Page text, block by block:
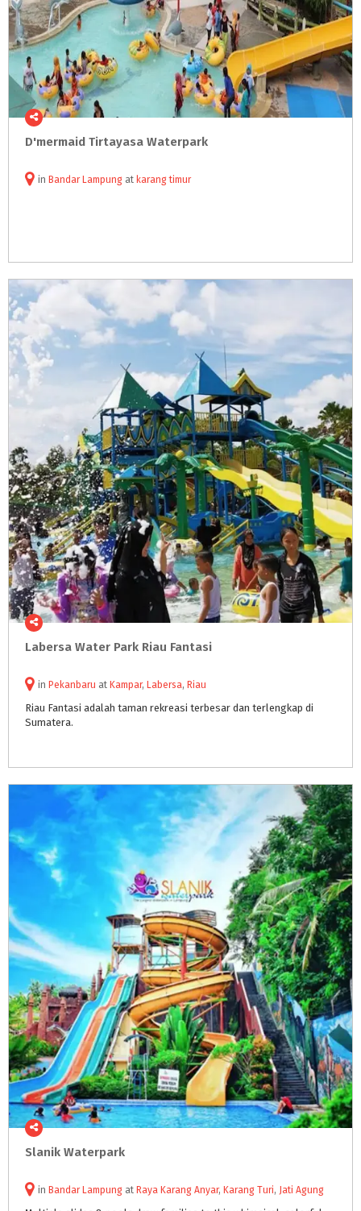
D'mermaid Tirtayasa Waterpark
in Bandar Lampung at karang timur
Labersa Water Park Riau Fantasi
in Pekanbaru at Kampar, Labersa, Riau
Riau Fantasi adalah taman rekreasi terbesar dan terlengkap di
Sumatera.
Slanik Waterpark
in Bandar Lampung at Raya Karang Anyar, Karang Turi, Jati Agung